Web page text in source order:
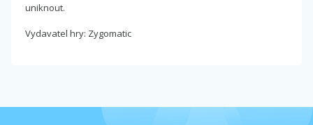
uniknout.
Vydavatel hry: Zygomatic